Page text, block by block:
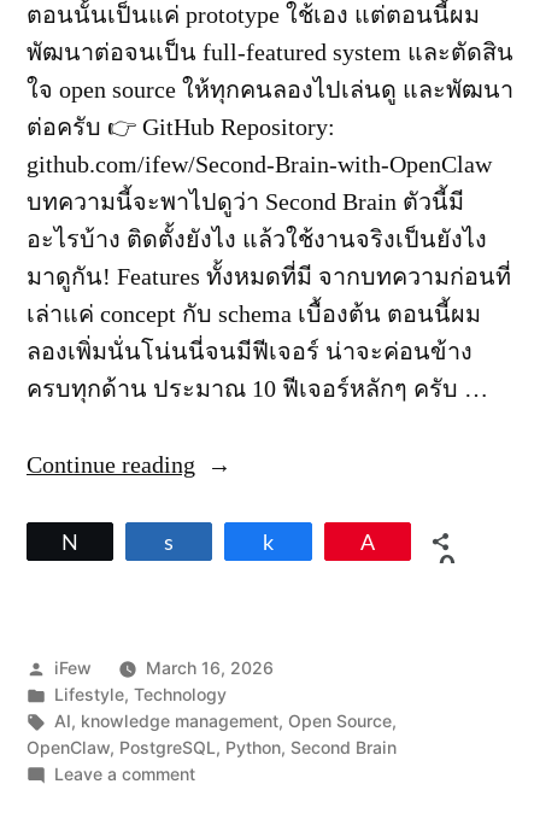
ตอนนั้นเป็นแค่ prototype ใช้เอง แต่ตอนนี้ผม
พัฒนาต่อจนเป็น full-featured system และตัดสิน
ใจ open source ให้ทุกคนลองไปเล่นดู และพัฒนา
ต่อครับ 👉 GitHub Repository:
github.com/ifew/Second-Brain-with-OpenClaw
บทความนี้จะพาไปดูว่า Second Brain ตัวนี้มี
อะไรบ้าง ติดตั้งยังไง แล้วใช้งานจริงเป็นยังไง
มาดูกัน! Features ทั้งหมดที่มี จากบทความก่อนที่
เล่าแค่ concept กับ schema เบื้องต้น ตอนนี้ผม
ลองเพิ่มนั่นโน่นนี่จนมีฟีเจอร์ น่าจะค่อนข้าง
ครบทุกด้าน ประมาณ 10 ฟีเจอร์หลักๆ ครับ …
Continue reading
ด
S
e
0
Posted
by
iFew
March 16, 2026
Posted
in
Lifestyle,Technology
Tags:
AI, knowledge management, Open Source,
OpenClaw, PostgreSQL, Python, Second Brain
Leave a commenton